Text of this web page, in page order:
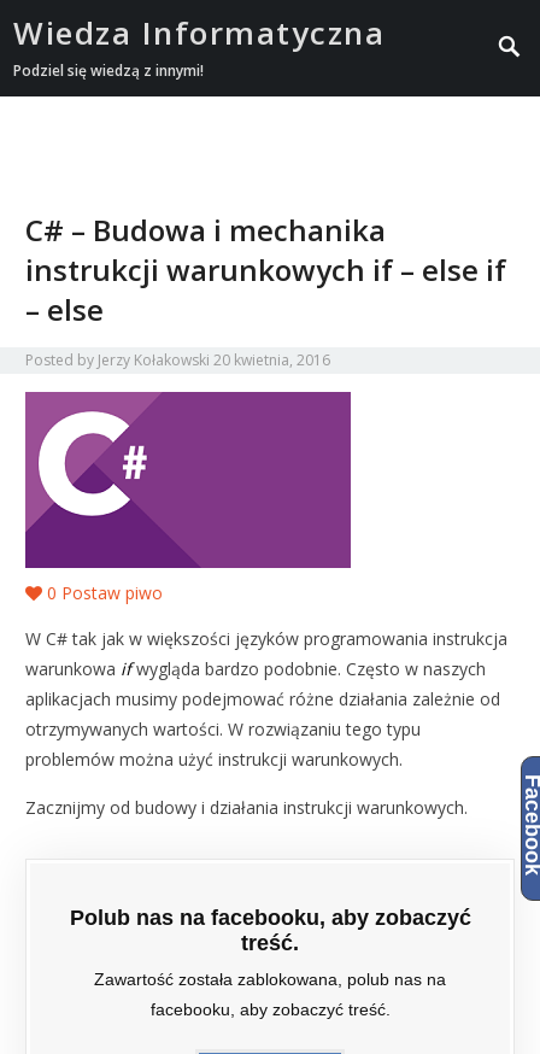
Wiedza Informatyczna
Podziel się wiedzą z innymi!
C# – Budowa i mechanika
instrukcji warunkowych if – else if
– else
Posted by Jerzy Kołakowski 20 kwietnia, 2016
0 Postaw piwo
W C# tak jak w większości języków programowania instrukcja
warunkowa ifwygląda bardzo podobnie. Często w naszych
aplikacjach musimy podejmować różne działania zależnie od
otrzymywanych wartości. W rozwiązaniu tego typu
problemów można użyć instrukcji warunkowych.
Zacznijmy od budowy i działania instrukcji warunkowych.
Polub nas na facebooku, aby zobaczyć
treść.
Zawartość została zablokowana, polub nas na
facebooku, aby zobaczyć treść.